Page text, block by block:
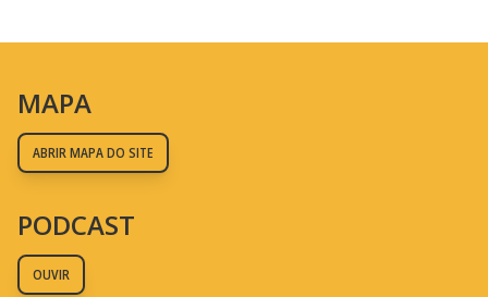
MAPA
ABRIR MAPA DO SITE
PODCAST
OUVIR